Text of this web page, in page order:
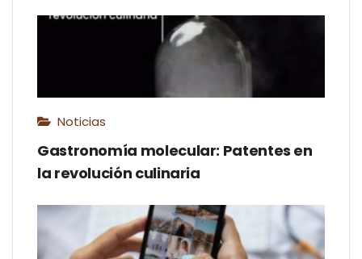
Noticias
Gastronomía molecular: Patentes en
la revolución culinaria